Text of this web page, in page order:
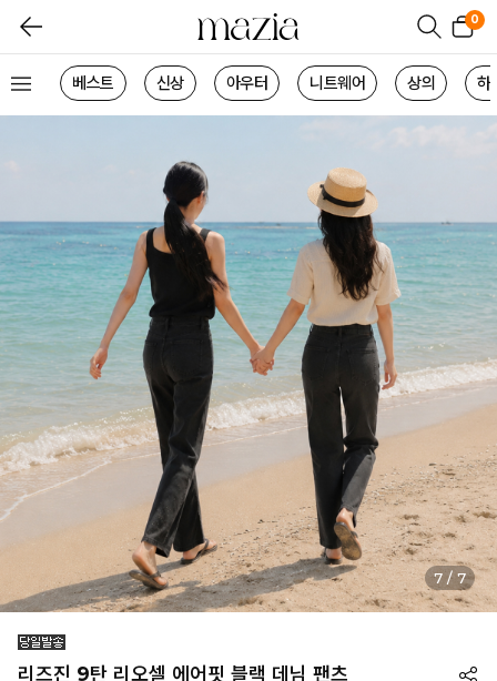
0
베스트 신상 아우터 니트웨어 상의 하
1 / 7
리즈진 9탄 리오셀 에어핏 블랙 데님 팬츠